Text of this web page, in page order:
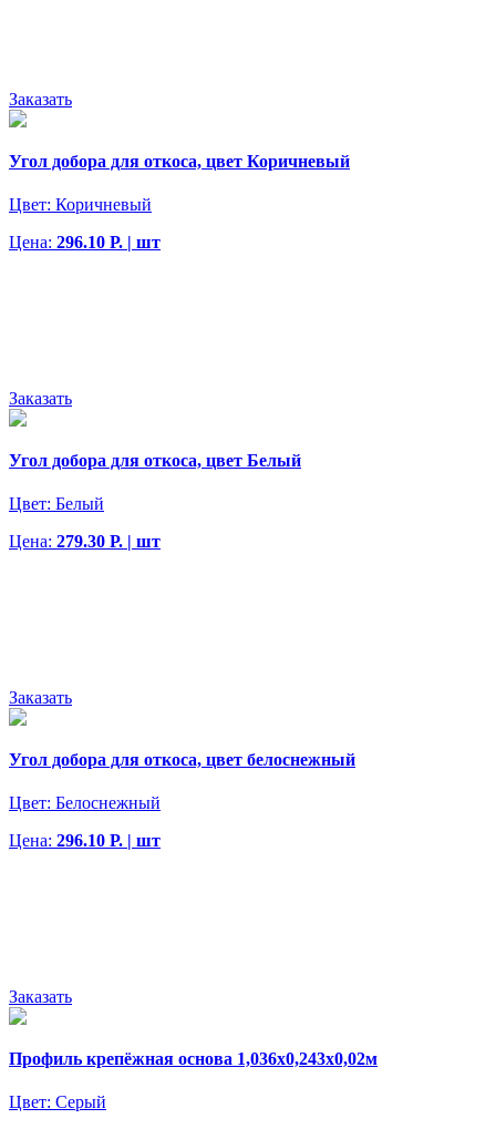
Заказать
Угол добора для откоса, цвет Коричневый
Цвет: Коричневый
Цена: 296.10 Р. | шт
Заказать
Угол добора для откоса, цвет Белый
Цвет: Белый
Цена: 279.30 Р. | шт
Заказать
Угол добора для откоса, цвет белоснежный
Цвет: Белоснежный
Цена: 296.10 Р. | шт
Заказать
Профиль крепёжная основа 1,036х0,243х0,02м
Цвет: Серый